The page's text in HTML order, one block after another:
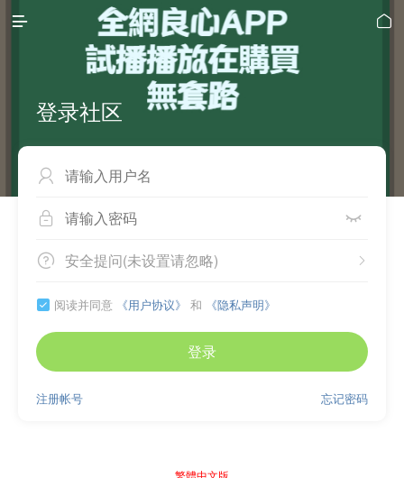
 
登录社区

 
 
安全提问(未设置请忽略)
 阅读并同意 《用户协议》 和 《隐私声明》
登录
忘记密码
注册帐号
繁體中文版